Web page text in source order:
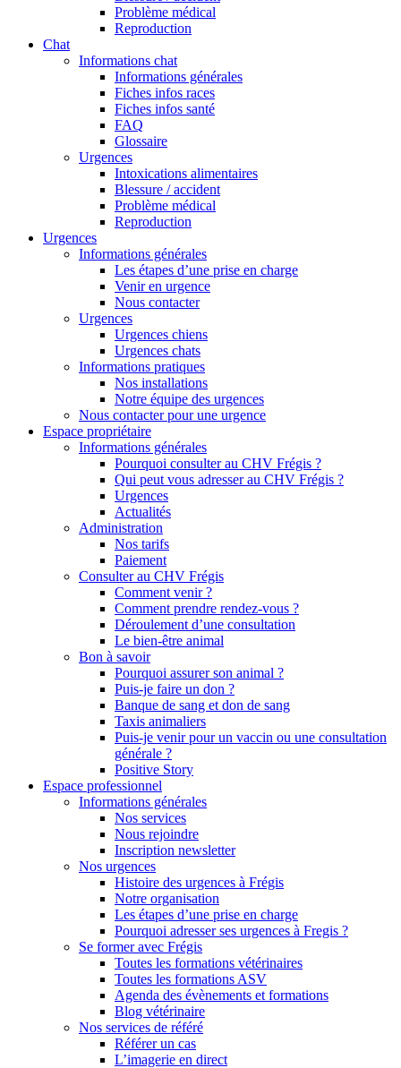
Problème médical
Reproduction
Chat
Informations chat
Informations générales
Fiches infos races
Fiches infos santé
FAQ
Glossaire
Urgences
Intoxications alimentaires
Blessure / accident
Problème médical
Reproduction
Urgences
Informations générales
Les étapes d’une prise en charge
Venir en urgence
Nous contacter
Urgences
Urgences chiens
Urgences chats
Informations pratiques
Nos installations
Notre équipe des urgences
Nous contacter pour une urgence
Espace propriétaire
Informations générales
Pourquoi consulter au CHV Frégis ?
Qui peut vous adresser au CHV Frégis ?
Urgences
Actualités
Administration
Nos tarifs
Paiement
Consulter au CHV Frégis
Comment venir ?
Comment prendre rendez-vous ?
Déroulement d’une consultation
Le bien-être animal
Bon à savoir
Pourquoi assurer son animal ?
Puis-je faire un don ?
Banque de sang et don de sang
Taxis animaliers
Puis-je venir pour un vaccin ou une consultation
générale ?
Positive Story
Espace professionnel
Informations générales
Nos services
Nous rejoindre
Inscription newsletter
Nos urgences
Histoire des urgences à Frégis
Notre organisation
Les étapes d’une prise en charge
Pourquoi adresser ses urgences à Fregis ?
Se former avec Frégis
Toutes les formations vétérinaires
Toutes les formations ASV
Agenda des évènements et formations
Blog vétérinaire
Nos services de référé
Référer un cas
L’imagerie en direct